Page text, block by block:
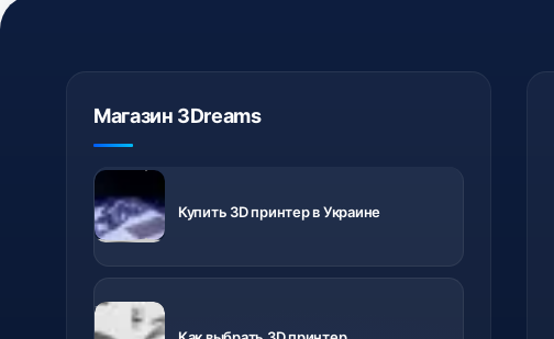
Магазин 3Dreams
Купить 3D принтер в Украине
принтеры с
доставкой
по Украине
Важно знать
перед